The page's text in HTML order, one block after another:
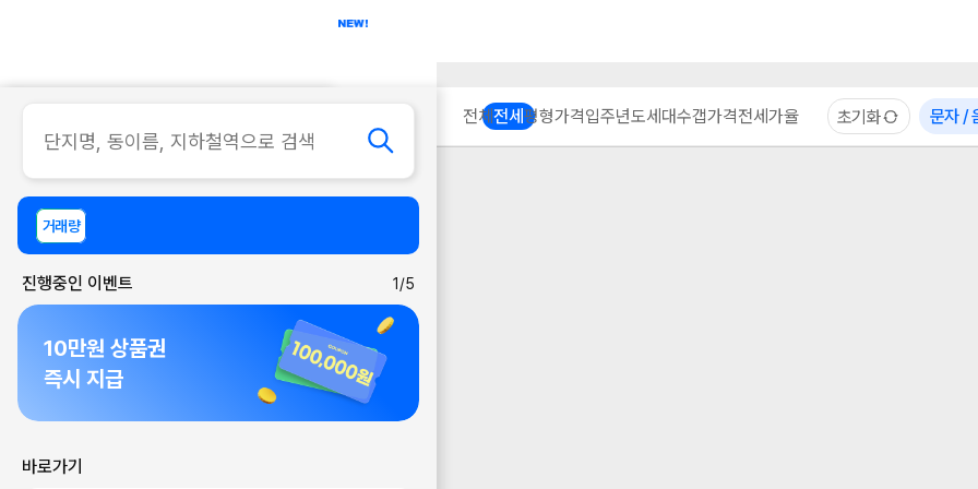
사무실
거래량
진행중인 이벤트 1/5
10만원 상품권
즉시 지급
바로가기
전체전세 평형가격입주년도세대수갭가격전세가율 초기화 문자 /